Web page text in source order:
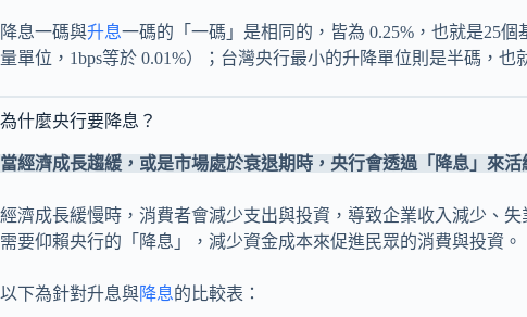
降息一碼與升息一碼的「一碼」是相同的，皆為 0.25%，也就是25個
量單位，1bps等於 0.01%）；台灣央行最小的升降單位則是半碼，也
為什麼央行要降息？
當經濟成長趨緩，或是市場處於衰退期時，央行會透過「降息」來活
經濟成長緩慢時，消費者會減少支出與投資，導致企業收入減少、
需要仰賴央行的「降息」，減少資金成本來促進民眾的消費與投資。
以下為針對升息與降息的比較表：